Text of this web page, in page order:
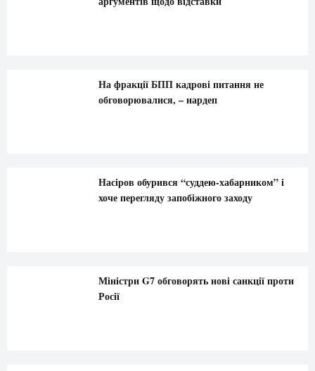
На фракції БПП кадрові питання не
обговорювалися, – нардеп
Насіров обурився “суддею-хабарником” і
хоче перегляду запобіжного заходу
Міністри G7 обговорять нові санкції проти
Росії